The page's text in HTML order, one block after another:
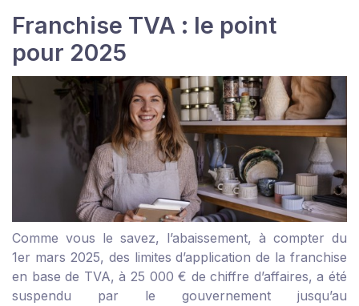
Franchise TVA : le point
pour 2025
Comme vous le savez, l’abaissement, à compter du
1er mars 2025, des limites d’application de la franchise
en base de TVA, à 25 000 € de chiffre d’affaires, a été
suspendu par le gouvernement jusqu’au